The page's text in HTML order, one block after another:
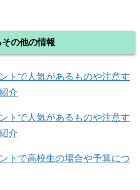
の他の情報
トで人気があるものや注意す
介
トで人気があるものや注意す
介
トで高校生の場合や予算につ